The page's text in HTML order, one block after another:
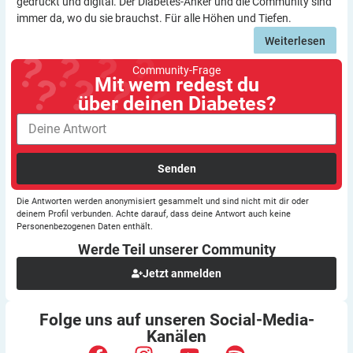
immer da, wo du sie brauchst. Für alle Höhen und Tiefen.
Weiterlesen
Community-Frage
Mit wem redest du
über deinen Diabetes?
Senden
Die Antworten werden anonymisiert gesammelt und sind nicht mit dir oder
deinem Profil verbunden. Achte darauf, dass deine Antwort auch keine
Personenbezogenen Daten enthält.
Werde Teil unserer Community
Jetzt anmelden
Folge uns auf unseren Social-Media-
Kanälen